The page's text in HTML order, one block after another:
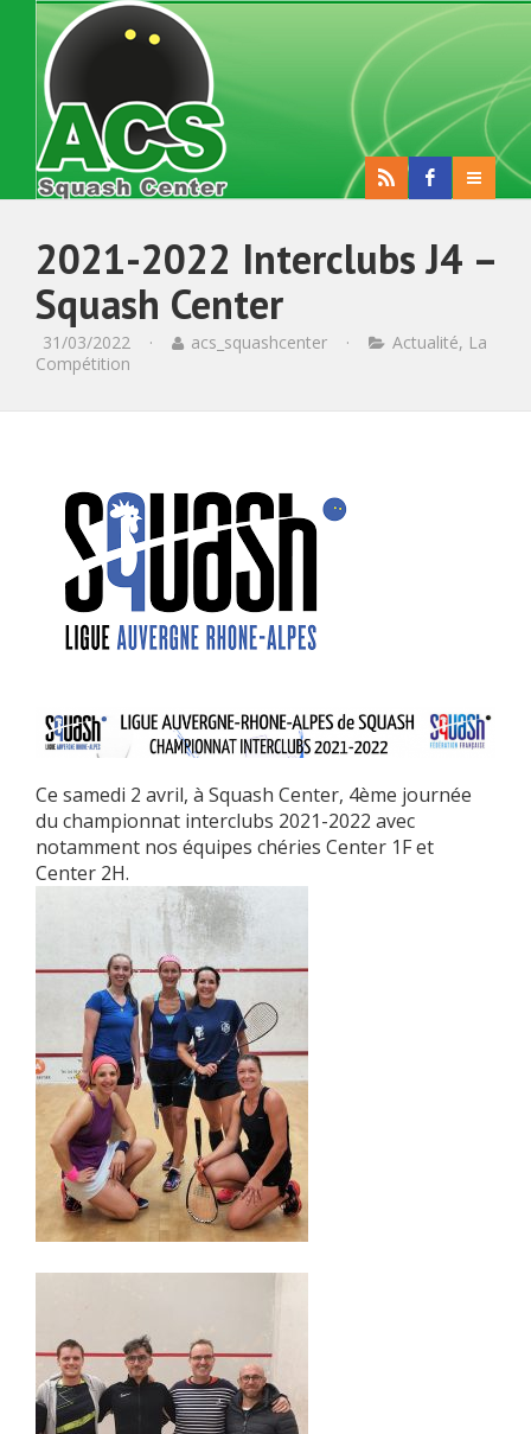
2021-2022 Interclubs J4 –
Squash Center
31/03/2022 · acs_squashcenter · Actualité, La
Compétition
Ce samedi 2 avril, à Squash Center, 4ème journée
du championnat interclubs 2021-2022 avec
notamment nos équipes chéries Center 1F et
Center 2H.